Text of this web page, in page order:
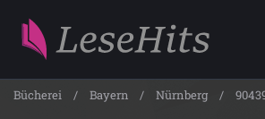
Bücherei Bayern Nürnberg